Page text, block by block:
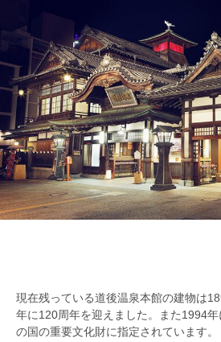
現在残っている道後温泉本館の建物は
年に120周年を迎えました。また1994
の国の重要文化財に指定されています。